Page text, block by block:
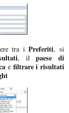
tra iPreferiti, si
, ilpaese di
e filtrare i risultati